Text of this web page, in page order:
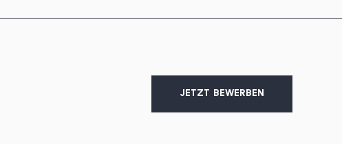
JETZT BEWERBEN